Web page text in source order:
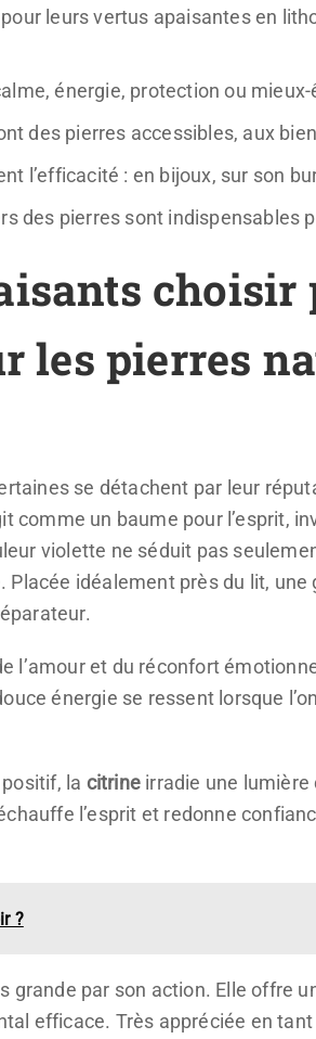
leurs vertus apaisantes en
énergie, protection ou
des pierres accessibles, aux
l’efficacité : en bijoux, sur son
des pierres sont indispensables
les pierres
se détachent par leur
un baume pour l’esprit,
violette ne séduit pas
idéalement près du lit, une
l’amour et du réconfort
énergie se ressent lorsque
la citrine irradie une lumière
l’esprit et redonne
?
grande par son action. Elle offre
efficace. Très appréciée en tant